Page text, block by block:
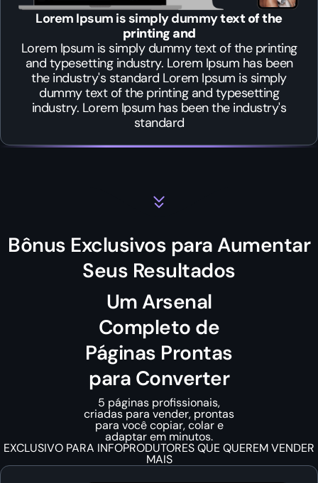
Lorem Ipsum is simply dummytext of the
printing and
Lorem Ipsum is simply dummy text of the printing
and typesetting industry. Lorem Ipsum has been
the industry's standard Lorem Ipsum is simply
dummy text of the printing and typesetting
industry. Lorem Ipsum has been the industry's
standard
Bônus Exclusivos para Aumentar
Seus Resultados
Um Arsenal
Completo de
Páginas Prontas
para Converter
5 páginas profissionais,
criadas para vender, prontas
para você copiar, colar e
adaptar em minutos.
EXCLUSIVO PARA INFOPRODUTORES QUE QUEREM VENDER
MAIS